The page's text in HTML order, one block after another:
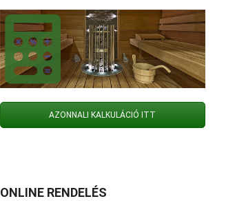
AZONNALI KALKULÁCIÓ ITT
ONLINE RENDELÉS